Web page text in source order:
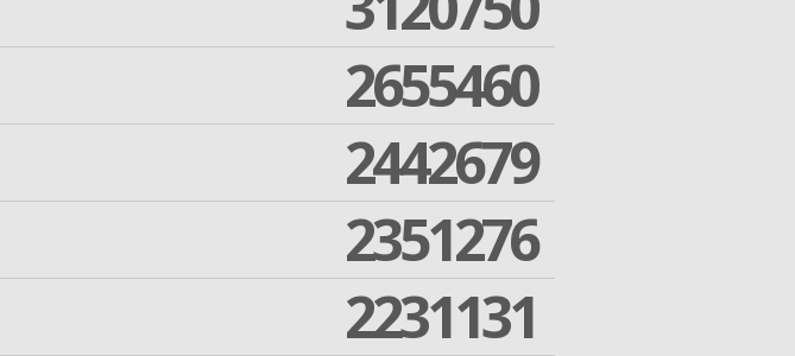
2655460
2442679
2351276
2231131